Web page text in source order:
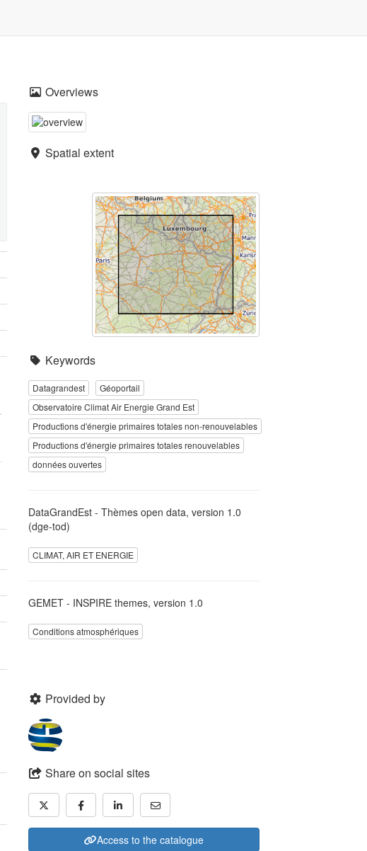
Overviews
Spatial extent
Keywords
Datagrandest
Géoportail
Observatoire Climat Air Energie Grand Est
Productions d'énergie primaires totales non-renouvelables
Productions d'énergie primaires totales renouvelables
données ouvertes
DataGrandEst - Thèmes open data, version 1.0
(dge-tod)
CLIMAT, AIR ET ENERGIE
GEMET - INSPIRE themes, version 1.0
Conditions atmosphériques
Provided by
Share on social sites
Access to the catalogue